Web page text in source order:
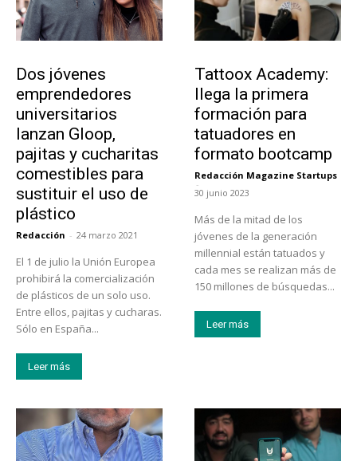
Dos jóvenes
emprendedores
universitarios
lanzan Gloop,
pajitas y cucharitas
comestibles para
sustituir el uso de
plástico
Redacción - 24 marzo 2021
El 1 de julio la Unión Europea
prohibirá la comercialización
de plásticos de un solo uso.
Entre ellos, pajitas y cucharas.
Sólo en España...
Leer más
Tattoox Academy:
llega la primera
formación para
tatuadores en
formato bootcamp
Redacción Magazine Startups
-
30 junio 2023
Más de la mitad de los
jóvenes de la generación
millennial están tatuados y
cada mes se realizan más de
150 millones de búsquedas...
Leer más